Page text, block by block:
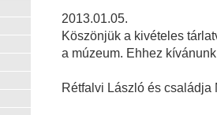
2013.01.05.
Köszönjük a kivételes
a múzeum. Ehhez
Rétfalvi László és családja